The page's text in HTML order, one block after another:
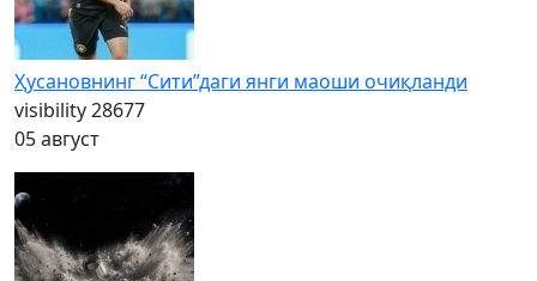
Ҳусановнинг “Сити”даги янги маоши очиқланди
visibility28677
05 август